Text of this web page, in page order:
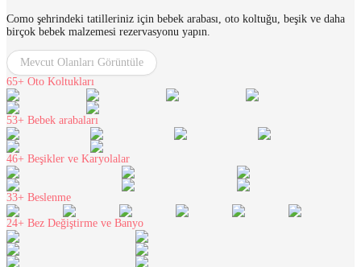
Como şehrindeki tatilleriniz için bebek arabası, oto koltuğu, beşik ve daha
birçok bebek malzemesi rezervasyonu yapın.
Mevcut Olanları Görüntüle
65+ Oto Koltukları
53+ Bebek arabaları
46+ Beşikler ve Karyolalar
33+ Beslenme
24+ Bez Değiştirme ve Banyo